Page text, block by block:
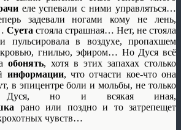
еле успевали с ними управляться…
задевали ногами кому не лень,
Суета стояла страшная… Нет, не стояла
пульсировала в воздухе, пропахшем
кровью, гнилью, эфиром… Но Дуся всё
обонять, хотя в этих запахах столько
информации, что отчасти кое-что она
в эпицентре боли и мольбы, не только
Дуся, но и всякая иная,
рано или поздно и то затрепещет
чувств…